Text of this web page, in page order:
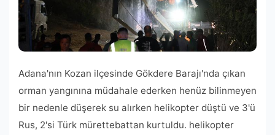
Adana'nın Kozan ilçesinde Gökdere Barajı'nda çıkan
orman yangınına müdahale ederken henüz bilinmeyen
bir nedenle düşerek su alırken helikopter düştü ve 3'ü
Rus, 2'si Türk mürettebattan kurtuldu. helikopter